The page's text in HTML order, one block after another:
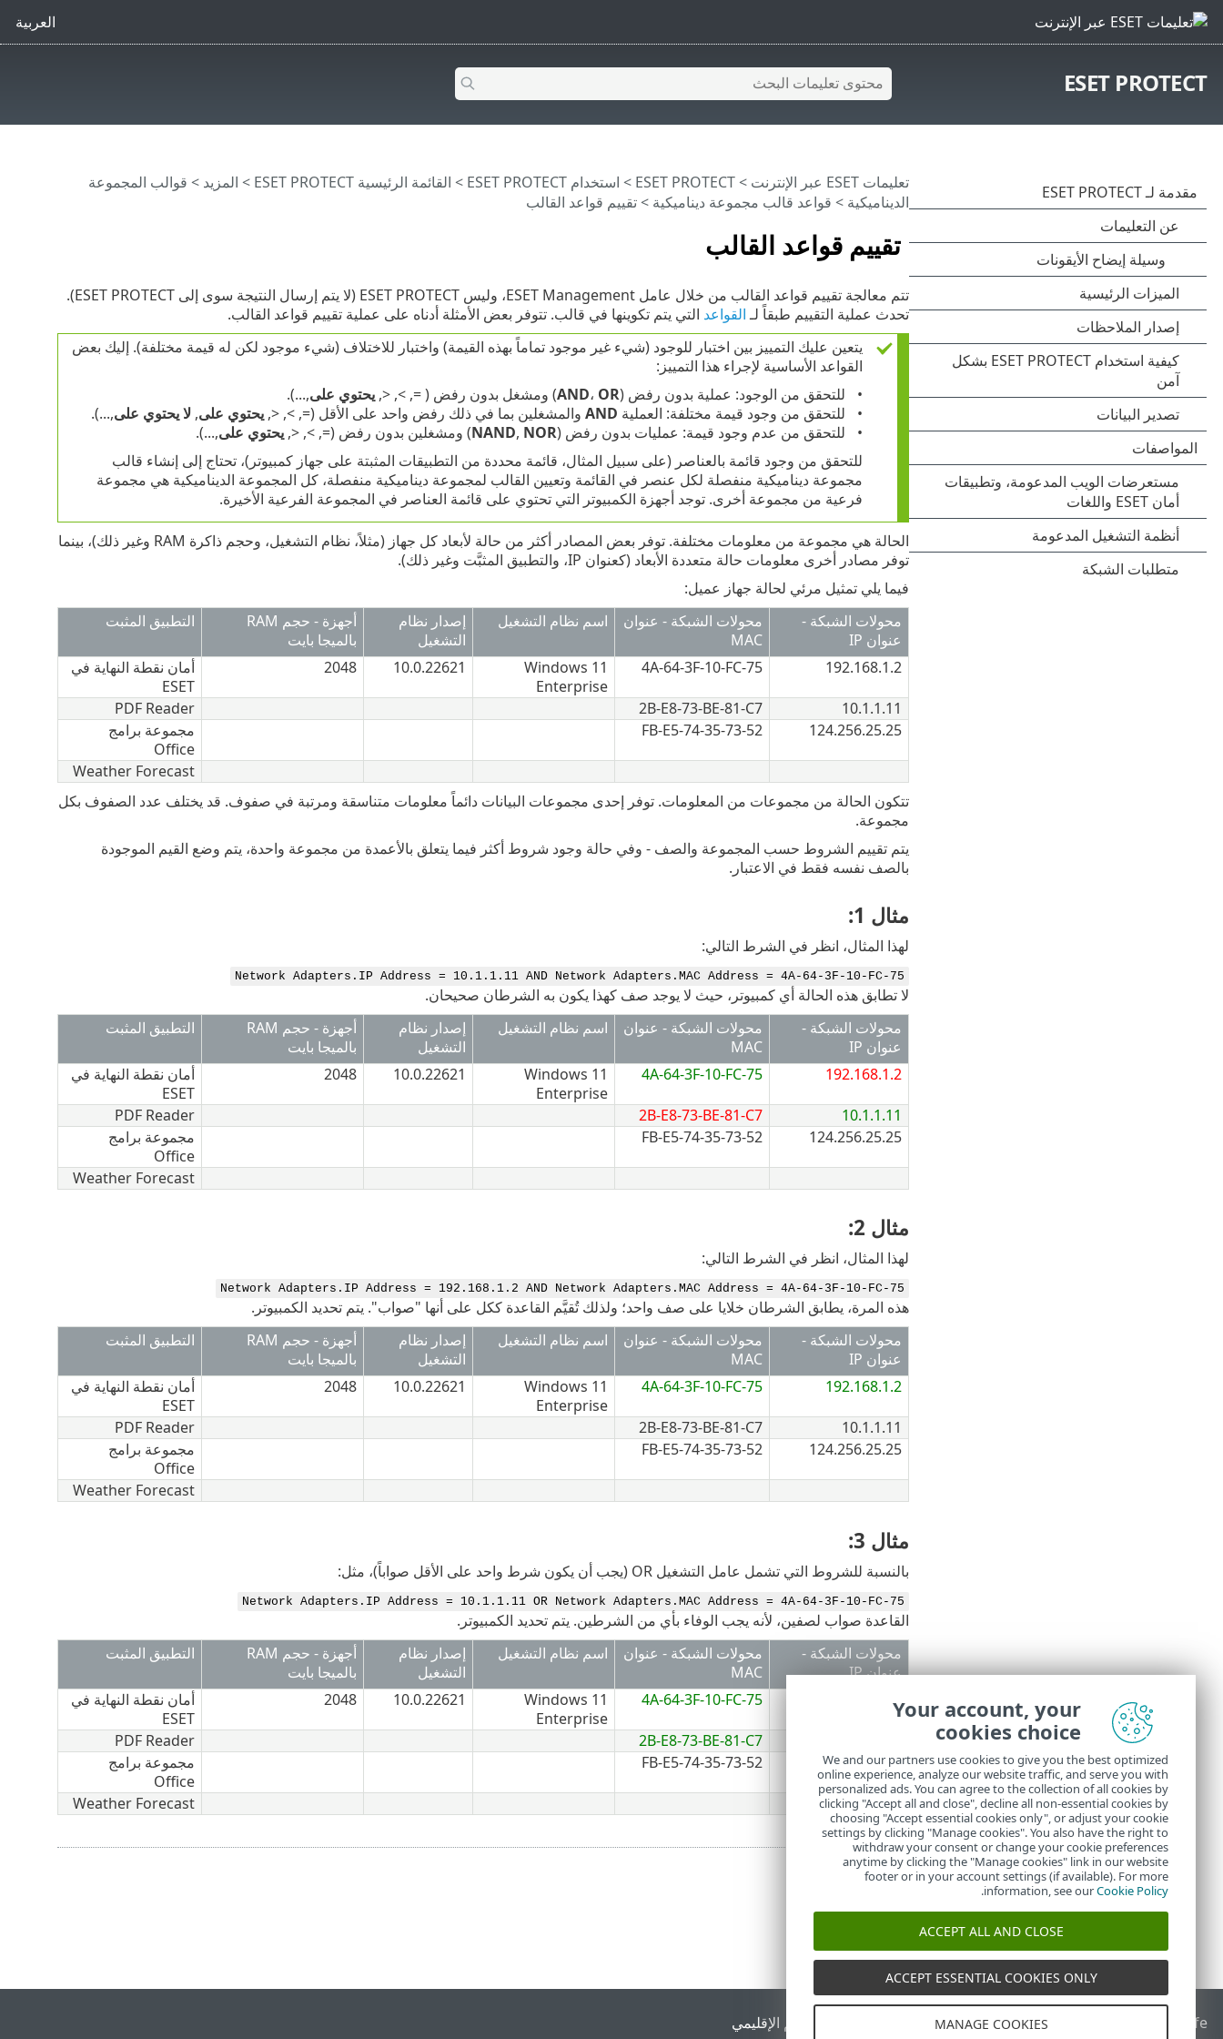
العربية
ESET PROTECT
تقييم قواعد القالب
تعليمات ESET عبر الإنترنت >
ESET PROTECT
> استخدام ‎ESET PROTECT > القائمة الرئيسية ESET PROTECT > المزيد > قوالب المجموعة
الديناميكية > قواعد قالب مجموعة ديناميكية > تقييم قواعد القالب
تتم معالجة تقييم قواعد القالب من خلال عامل ESET Management، وليس ESET PROTECT (لا يتم إرسال النتيجة سوى إلى ESET PROTECT).
تحدث عملية التقييم طبقاً لـالقواعد التي يتم تكوينها في قالب. تتوفر بعض الأمثلة أدناه على عملية تقييم قواعد القالب.
يتعين عليك التمييز بين اختبار للوجود (شيء غير موجود تماماً بهذه القيمة) واختبار للاختلاف (شيء موجود لكن له قيمة مختلفة). إليك بعض
القواعد الأساسية لإجراء هذا التمييز:
للتحقق من الوجود: عملية بدون رفض (
AND، OR ) ومشغل بدون رفض ( =, >, <, يحتوي على,...).
للتحقق من وجود قيمة مختلفة: العملية ANDوالمشغلين بما في ذلك رفض واحد على الأقل (=, >, <, يحتوي على, لا يحتوي على,...).
للتحقق من عدم وجود قيمة: عمليات بدون رفض (
NAND, NOR ) ومشغلين بدون رفض (=, >, <, يحتوي على,...).
للتحقق من وجود قائمة بالعناصر (على سبيل المثال، قائمة محددة من التطبيقات المثبتة على جهاز كمبيوتر)، تحتاج إلى إنشاء قالب
مجموعة ديناميكية منفصلة لكل عنصر في القائمة وتعيين القالب لمجموعة ديناميكية منفصلة، كل المجموعة الديناميكية هي مجموعة
فرعية من مجموعة أخرى. توجد أجهزة الكمبيوتر التي تحتوي على قائمة العناصر في المجموعة الفرعية الأخيرة.
الحالة هي مجموعة من معلومات مختلفة. توفر بعض المصادر أكثر من حالة لأبعاد كل جهاز (مثلاً، نظام التشغيل، وحجم ذاكرة RAM وغير ذلك)، بينما
توفر مصادر أخرى معلومات حالة متعددة الأبعاد (كعنوان IP، والتطبيق المثبَّت وغير ذلك).
فيما يلي تمثيل مرئي لحالة جهاز عميل:
محولات الشبكة -
عنوان IP
محولات الشبكة - عنوان
MAC
اسم نظام التشغيل
إصدار نظام
التشغيل
أجهزة - حجم RAM
بالميجا بايت
التطبيق المثبت
192.168.1.2
4A-64-3F-10-FC-75
Windows 11
Enterprise
10.0.22621
2048
أمان نقطة النهاية في
ESET
10.1.1.11
2B-E8-73-BE-81-C7
PDF Reader
124.256.25.25
52-FB-E5-74-35-73
مجموعة برامج
Office
Weather Forecast
تتكون الحالة من مجموعات من المعلومات. توفر إحدى مجموعات البيانات دائماً معلومات متناسقة ومرتبة في صفوف. قد يختلف عدد الصفوف بكل
مجموعة.
يتم تقييم الشروط حسب المجموعة والصف - وفي حالة وجود شروط أكثر فيما يتعلق بالأعمدة من مجموعة واحدة، يتم وضع القيم الموجودة
بالصف نفسه فقط في الاعتبار.
مثال 1:
لهذا المثال، انظر في الشرط التالي:
Network Adapters.IP Address = 10.1.1.11 AND Network Adapters.MAC Address = 4A-64-3F-10-FC-75
لا تطابق هذه الحالة أي كمبيوتر، حيث لا يوجد صف كهذا يكون به الشرطان صحيحان.
محولات الشبكة -
عنوان IP
محولات الشبكة - عنوان
MAC
اسم نظام التشغيل
إصدار نظام
التشغيل
أجهزة - حجم RAM
بالميجا بايت
التطبيق المثبت
192.168.1.2
4A-64-3F-10-FC-75
Windows 11
Enterprise
10.0.22621
2048
أمان نقطة النهاية في
ESET
10.1.1.11
2B-E8-73-BE-81-C7
PDF Reader
124.256.25.25
52-FB-E5-74-35-73
مجموعة برامج
Office
Weather Forecast
مثال 2:
لهذا المثال، انظر في الشرط التالي:
Network Adapters.IP Address = 192.168.1.2 AND Network Adapters.MAC Address = 4A-64-3F-10-FC-75
هذه المرة، يطابق الشرطان خلايا على صف واحد؛ ولذلك تُقيَّم القاعدة ككل على أنها "صواب". يتم تحديد الكمبيوتر.
محولات الشبكة -
عنوان IP
محولات الشبكة - عنوان
MAC
اسم نظام التشغيل
إصدار نظام
التشغيل
أجهزة - حجم RAM
بالميجا بايت
التطبيق المثبت
192.168.1.2
4A-64-3F-10-FC-75
Windows 11
Enterprise
10.0.22621
2048
أمان نقطة النهاية في
ESET
10.1.1.11
2B-E8-73-BE-81-C7
PDF Reader
124.256.25.25
52-FB-E5-74-35-73
مجموعة برامج
Office
Weather Forecast
مثال 3:
بالنسبة للشروط التي تشمل عامل التشغيل OR (يجب أن يكون شرط واحد على الأقل صواباً)، مثل:
Network Adapters.IP Address = 10.1.1.11 OR Network Adapters.MAC Address = 4A-64-3F-10-FC-75
القاعدة صواب لصفين، لأنه يجب الوفاء بأي من الشرطين. يتم تحديد الكمبيوتر.
محولات الشبكة -
عنوان IP
محولات الشبكة - عنوان
MAC
اسم نظام التشغيل
إصدار نظام
التشغيل
أجهزة - حجم RAM
بالميجا بايت
التطبيق المثبت
192.168.1.2
4A-64-3F-10-FC-75
Windows 11
Enterprise
10.0.22621
2048
أمان نقطة النهاية في
ESET
2B-E8-73-BE-81-C7
PDF Reader
124.256.25.25
52-FB-E5-74-35-73
مجموعة برامج
Office
Weather Forecast
End of Life منتدى ESET ESET Status Portal الدعم الإقليمي
Your account, your
cookies choice
We and our partners use cookies to give you the best optimized
online experience, analyze our website traffic, and serve you with
personalized ads. You can agree to the collection of all cookies by
clicking "Accept all and close", decline all non-essential cookies by
choosing "Accept essential cookies only", or adjust your cookie
settings by clicking "Manage cookies". You also have the right to
withdraw your consent or change your cookie preferences
anytime by clicking the "Manage cookies" link in our website
footer or in your account settings (if available). For more
information, see ourCookie Policy
.
ACCEPT ALL AND CLOSE
ACCEPT ESSENTIAL COOKIES ONLY
MANAGE COOKIES